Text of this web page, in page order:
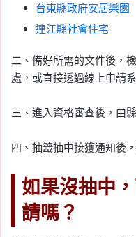
台東縣政府安居樂園
連江縣社會住宅
二、備好所需的文件後，
處，或直接透過線上申請
三、進入資格審查後，由
四、抽籤抽中接獲通知後
如果沒抽中
請嗎？